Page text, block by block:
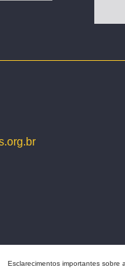
Esclarecimentos importantes sobre